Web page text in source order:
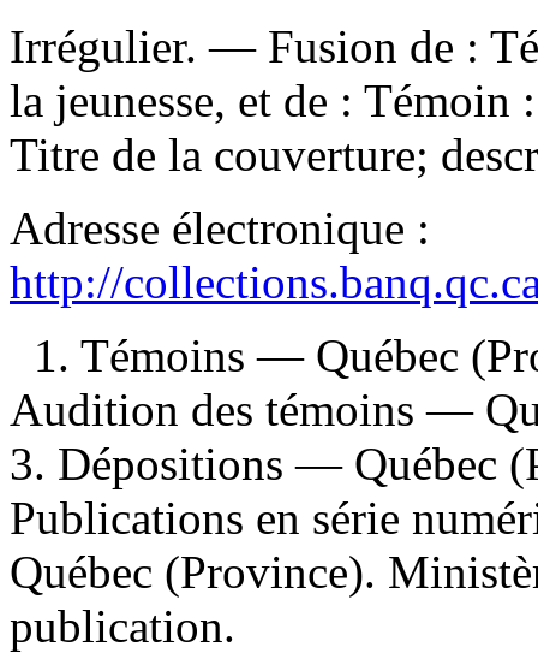
Irrégulier. — Fusion de :
la jeunesse, et de :
Titre de la couverture;
Adresse électronique :
http://
1. Témoins — Québec
Audition des témoins —
3. Dépositions — Québec
Publications en série
Québec (Province).
publication.